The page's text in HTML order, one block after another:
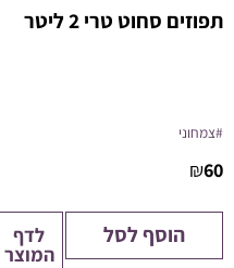
תפוזים סחוט טרי 2 ליטר
#צמחוני
60
₪
הוסף לסל לדף
המוצר